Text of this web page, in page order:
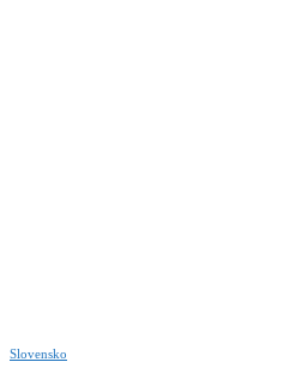
Slovensko